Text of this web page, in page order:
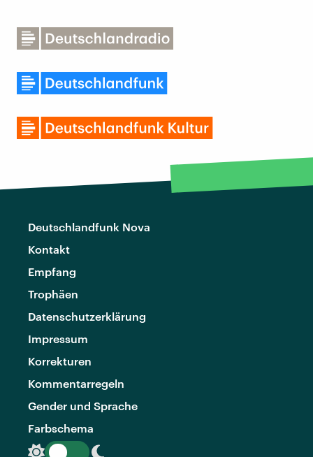
Deutschlandfunk Nova
Kontakt
Empfang
Trophäen
Datenschutzerklärung
Impressum
Korrekturen
Kommentarregeln
Gender und Sprache
Farbschema